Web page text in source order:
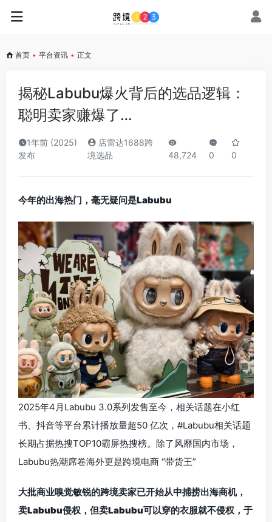
首页 • 平台资讯 • 正文
揭秘Labubu爆火背后的选品逻辑：
聪明卖家赚爆了…
1年前 (2025)
发布
店雷达1688跨
境选品
48,724 0 0
今年的出海热门，毫无疑问是Labubu
2025年4月Labubu 3.0系列发售至今，相关话题在小红
书、抖音等平台累计播放量超50 亿次，#Labubu相关话题
长期占据热搜TOP10霸屏热搜榜。除了风靡国内市场，
Labubu热潮席卷海外更是跨境电商 “带货王”
大批商业嗅觉敏锐的跨境卖家已开始从中捕捞出海商机，
卖Labubu侵权，但卖Labubu可以穿的衣服就不侵权，于